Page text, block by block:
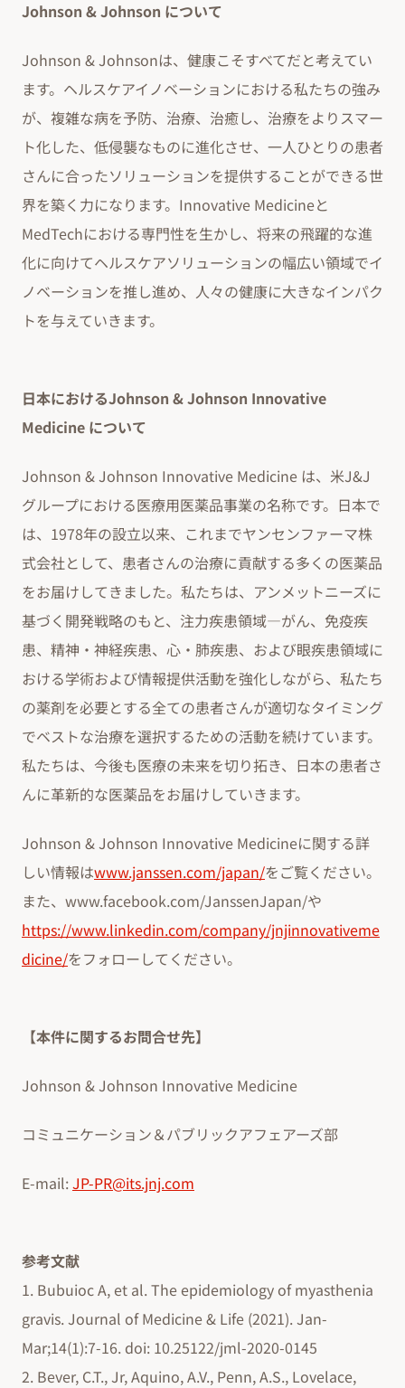
Johnson & Johnson について
Johnson & Johnsonは、健康こそすべてだと考えてい
ます。ヘルスケアイノベーションにおける私たちの強み
が、複雑な病を予防、治療、治癒し、治療をよりスマー
ト化した、低侵襲なものに進化させ、一人ひとりの患者
さんに合ったソリューションを提供することができる世
界を築く力になります。Innovative Medicineと
MedTechにおける専門性を生かし、将来の飛躍的な進
化に向けてヘルスケアソリューションの幅広い領域でイ
ノベーションを推し進め、人々の健康に大きなインパク
トを与えていきます。
日本におけるJohnson & Johnson Innovative
Medicine について
Johnson & Johnson Innovative Medicine は、米J&J
グループにおける医療用医薬品事業の名称です。日本で
は、1978年の設立以来、これまでヤンセンファーマ株
式会社として、患者さんの治療に貢献する多くの医薬品
をお届けしてきました。私たちは、アンメットニーズに
基づく開発戦略のもと、注力疾患領域―がん、免疫疾
患、精神・神経疾患、心・肺疾患、および眼疾患領域に
おける学術および情報提供活動を強化しながら、私たち
の薬剤を必要とする全ての患者さんが適切なタイミング
でベストな治療を選択するための活動を続けています。
私たちは、今後も医療の未来を切り拓き、日本の患者さ
んに革新的な医薬品をお届けしていきます。
Johnson & Johnson Innovative Medicineに関する詳
しい情報はwww.janssen.com/japan/をご覧ください。
また、www.facebook.com/JanssenJapan/や
https://www.linkedin.com/company/jnjinnovativeme
dicine/をフォローしてください。
【本件に関するお問合せ先】
Johnson & Johnson Innovative Medicine
コミュニケーション＆パブリックアフェアーズ部
E-mail:JP-PR@its.jnj.com
参考文献
1. Bubuioc A, et al. The epidemiology of myasthenia
gravis. Journal of Medicine & Life (2021). Jan-
Mar;14(1):7-16. doi: 10.25122/jml-2020-0145
2. Bever, C.T., Jr, Aquino, A.V., Penn, A.S., Lovelace,